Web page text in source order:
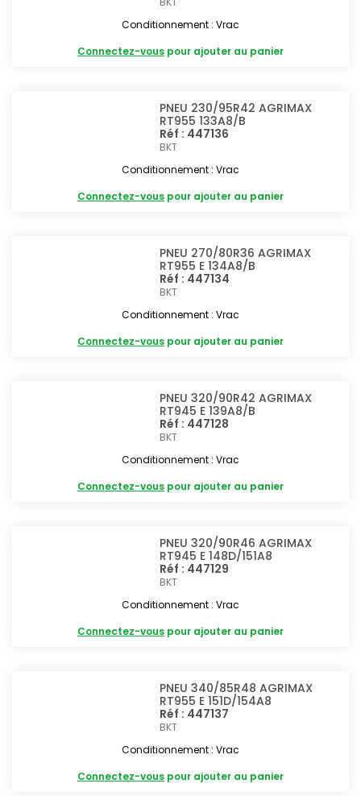
Conditionnement : Vrac
Connectez-vous pour ajouter au panier
PNEU 230/95R42 AGRIMAX
RT955 133A8/B
Réf : 447136
BKT
Conditionnement : Vrac
Connectez-vous pour ajouter au panier
PNEU 270/80R36 AGRIMAX
RT955 E 134A8/B
Réf : 447134
BKT
Conditionnement : Vrac
Connectez-vous pour ajouter au panier
PNEU 320/90R42 AGRIMAX
RT945 E 139A8/B
Réf : 447128
BKT
Conditionnement : Vrac
Connectez-vous pour ajouter au panier
PNEU 320/90R46 AGRIMAX
RT945 E 148D/151A8
Réf : 447129
BKT
Conditionnement : Vrac
Connectez-vous pour ajouter au panier
PNEU 340/85R48 AGRIMAX
RT955 E 151D/154A8
Réf : 447137
BKT
Conditionnement : Vrac
Connectez-vous pour ajouter au panier